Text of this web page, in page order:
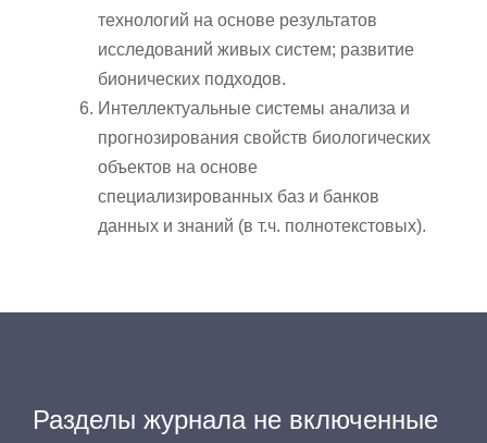
технологий на основе результатов
исследований живых систем; развитие
бионических подходов.
Интеллектуальные системы анализа и
прогнозирования свойств биологических
объектов на основе
специализированных баз и банков
данных и знаний (в т.ч. полнотекстовых).
Разделы журнала не включенные